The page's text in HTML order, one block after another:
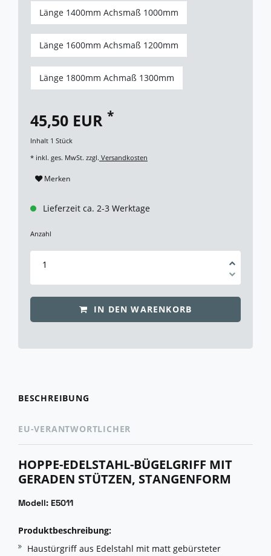
Länge 1400mm Achsmaß 1000mm
Länge 1600mm Achsmaß 1200mm
Länge 1800mm Achmaß 1300mm
45,50 EUR *
Inhalt 1 Stück
* inkl. ges. MwSt. zzgl. Versandkosten
Merken
Lieferzeit ca. 2-3 Werktage
Anzahl
IN DEN WARENKORB
BESCHREIBUNG
EU-VERANTWORTLICHER
HOPPE-EDELSTAHL-BÜGELGRIFF MIT
GERADEN STÜTZEN, STANGENFORM
Modell: E5011
Produktbeschreibung:
Haustürgriff aus Edelstahl mit matt gebürsteter